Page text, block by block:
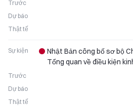
Trước
Dự báo
Thật tế
Sự kiện
Nhật Bản công bố sơ bộ
Tổng quan về điều kiện
Trước
Dự báo
Thật tế